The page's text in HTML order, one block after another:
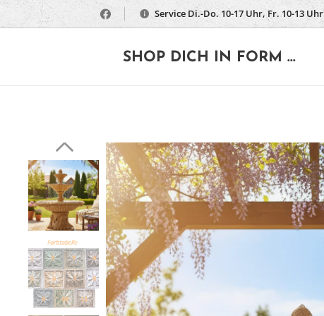
Service Di.-Do. 10-17 Uhr, Fr. 10-13 Uhr
SHOP DICH IN FORM ...